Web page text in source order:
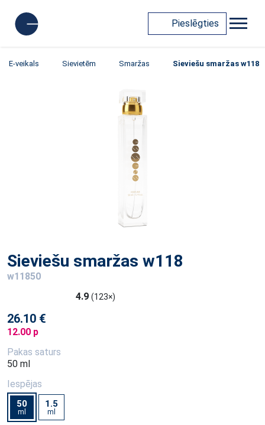
Pieslēgties
E-veikals Sievietēm Smaržas Sieviešu smaržas w118
Sieviešu smaržas w118
w11850
4.9 (123×)
26.10 €
12.00 p
Pakas saturs
50 ml
Iespējas
50
ml
1.5
ml